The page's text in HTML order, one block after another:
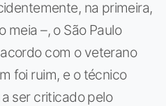
na primeira,
meia –, o São Paulo
com o veterano
foi ruim, e o técnico
ser criticado pelo